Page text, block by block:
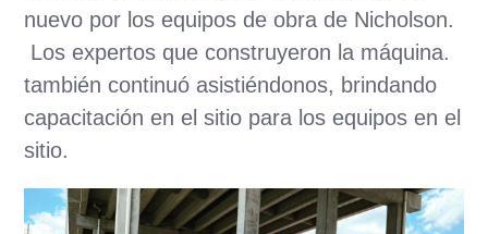
nuevo por los equipos de obra de Nicholson.
Los expertos que construyeron la máquina.
también continuó asistiéndonos, brindando
capacitación en el sitio para los equipos en el
sitio.